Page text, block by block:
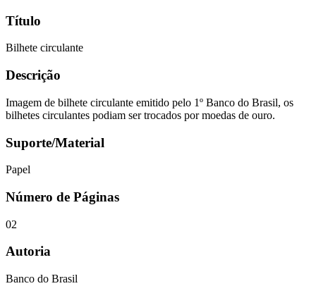
Título
Bilhete circulante
Descrição
Imagem de bilhete circulante emitido pelo 1º Banco do Brasil, os
bilhetes circulantes podiam ser trocados por moedas de ouro.
Suporte/Material
Papel
Número de Páginas
02
Autoria
Banco do Brasil